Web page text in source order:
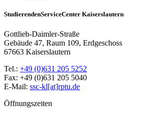
StudierendenServiceCenter Kaiserslautern
Gottlieb-Daimler-Straße
Gebäude 47, Raum 109, Erdgeschoss
67663 Kaiserslautern
Tel.: +49 (0)631 205 5252
Fax: +49 (0)631 205 5040
E-Mail: ssc-kl[at]rptu.de
Öffnungszeiten